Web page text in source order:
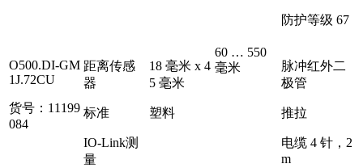
防护等级 67
O500.DI-GM
1J.72CU
货号：11199
084
距离传感
器
标准
IO-Link测
量
18 毫米 x 4
5 毫米
塑料
60 … 550
毫米
脉冲红外二
极管
推拉
电缆 4 针，2
m